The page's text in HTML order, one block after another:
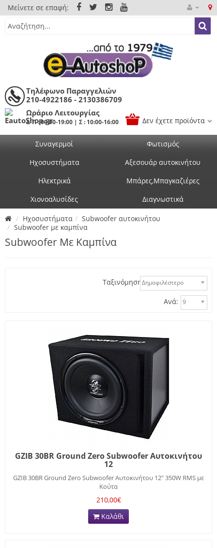
Μείνετε σε επαφή:
Τηλέφωνο Παραγγελιών
210-4922186 - 2130386709
Ωράριο Λειτουργίας
Δ-Π : 09:00-19:00 | Σ : 10:00-16:00 Δεν έχετε προϊόντα
Συναγερμοί
Φωτισμός
Ηχοσυστήματα
Αξεσουάρ αυτοκινήτου
Ηλεκτρικά
Μπάρες,Μπαγκαζιέρες
Χιονοαλυσίδες
Διαγνωστικά
Ηχοσυστήματα
Subwoofer αυτοκινήτου
Subwoofer με καμπίνα
Subwoofer Με Καμπίνα
Ταξινόμηση:Δημοφιλέστερο
Ανά: 9
GZIB 30BR Ground Zero Subwoofer Αυτοκινήτου
12
GZIB 30BR Ground Zero Subwoofer Αυτοκινήτου 12" 350W RMS με
Κούτα
210,00€
Καλάθι